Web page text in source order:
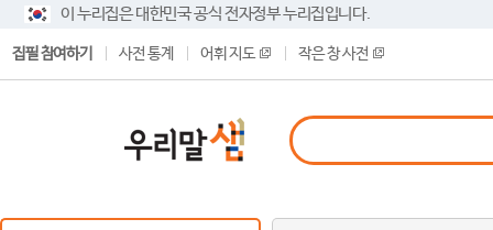
이 누리집은 대한민국 공식 전자정부 누리집입니다.
집필 참여하기 사전 통계 어휘 지도 작은 창 사전